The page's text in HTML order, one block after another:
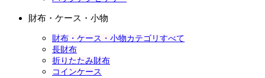
財布・ケース・小物
財布・ケース・小物カテゴリすべて
長財布
折りたたみ財布
コインケース